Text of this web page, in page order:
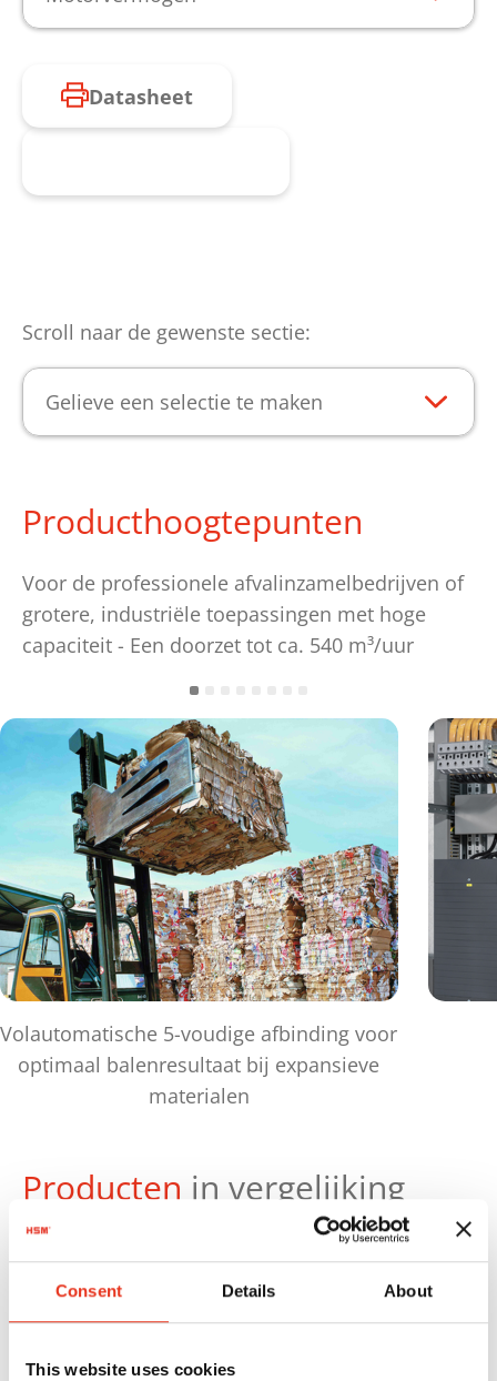
Consent Details About
This website uses cookies
Datasheet
Scroll naar de gewenste sectie:
Gelieve een selectie te maken
Producthoogtepunten
Voor de professionele afvalinzamelbedrijven of
grotere, industriële toepassingen met hoge
capaciteit - Een doorzet tot ca. 540 m³/uur
Volautomatische 5-voudige afbinding voor
optimaal balenresultaat bij expansieve
materialen
Producten in vergelijking
Productnr.: Perskracht:
HSM VK
6015
6442007 720 kN